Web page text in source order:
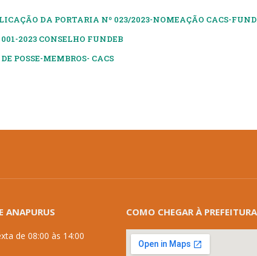
DA PORTARIA Nº 023/2023-NOMEAÇÃO CACS-
2023 CONSELHO FUNDEB
POSSE-MEMBROS- CACS
ANAPURUS
de 08:00 às 14:00
COMO CHEGAR À PREFEITURA